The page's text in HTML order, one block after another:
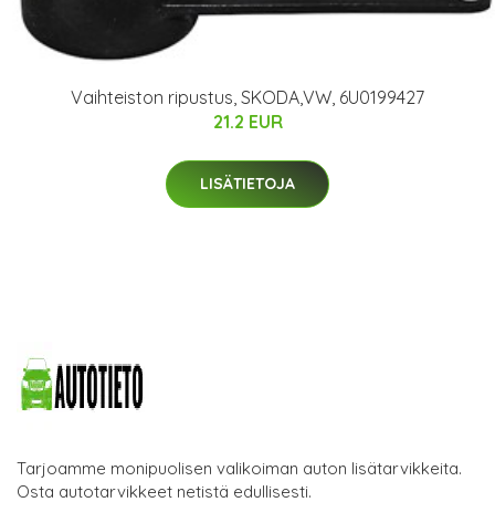
Vaihteiston ripustus, SKODA,VW, 6U0199427
21.2 EUR
LISÄTIETOJA
Tarjoamme monipuolisen valikoiman auton lisätarvikkeita.
Osta autotarvikkeet netistä edullisesti.